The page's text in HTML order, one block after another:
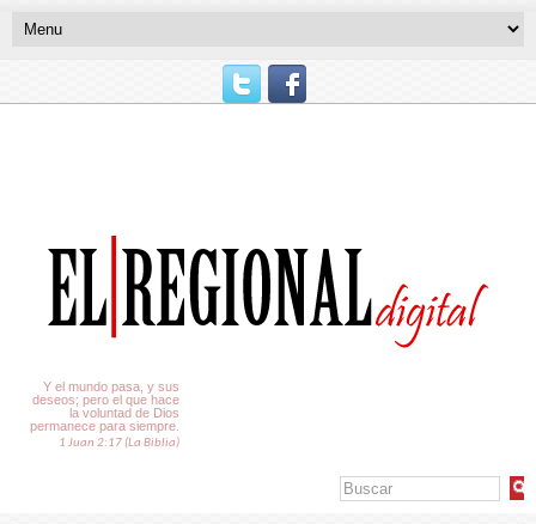
Y el mundo pasa, y sus
deseos; pero el que hace
la voluntad de Dios
permanece para siempre.
1 Juan 2:17 (La Biblia)